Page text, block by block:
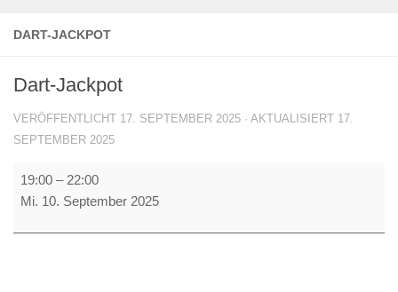
DART-JACKPOT
Dart-Jackpot
VERÖFFENTLICHT 17. SEPTEMBER 2025 · AKTUALISIERT 17.
SEPTEMBER 2025
Dart-
Jackpot
19:00 – 22:00
Mi. 10. September 2025